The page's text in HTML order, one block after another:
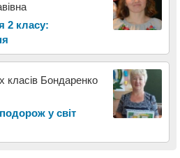
2 класу:
класів Бондаренко
у світ